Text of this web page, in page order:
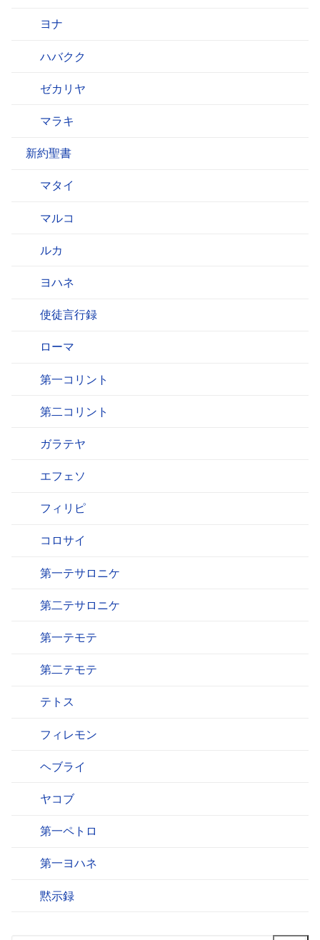
ヨナ
ハバクク
ゼカリヤ
マラキ
新約聖書
マタイ
マルコ
ルカ
ヨハネ
使徒言行録
ローマ
第一コリント
第二コリント
ガラテヤ
エフェソ
フィリピ
コロサイ
第一テサロニケ
第二テサロニケ
第一テモテ
第二テモテ
テトス
フィレモン
ヘブライ
ヤコブ
第一ペトロ
第一ヨハネ
黙示録